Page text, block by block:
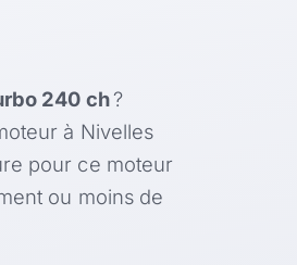
240 ch?
à Nivelles
pour ce moteur
ou moins de